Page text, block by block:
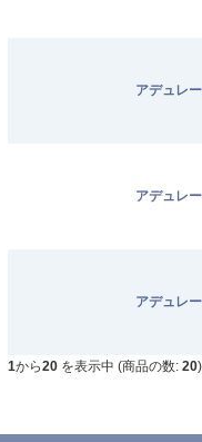
アデュレ
アデュレ
アデュレ
1から20 を表示中 (商品の数: 20)